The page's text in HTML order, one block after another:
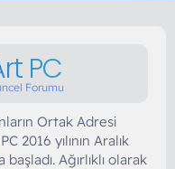
PC
Forumu
Ortak Adresi
2016 yılının Aralık
Ağırlıklı olarak